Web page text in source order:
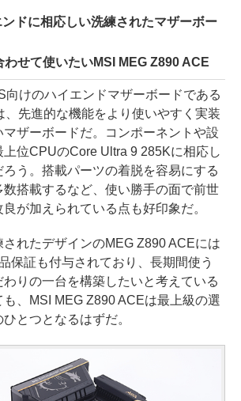
ドに相応しい洗練されたマザーボー
せて使いたいMSI MEG Z890 ACE
けのハイエンドマザーボードである
、先進的な機能をより使いやすく実装
マザーボードだ。コンポーネントや設
位CPUのCore Ultra 9 285Kに相応し
う。搭載パーツの着脱を容易にする
搭載するなど、使い勝手の面で前世
が加えられている点も好印象だ。
れたデザインのMEG Z890 ACEには
保証も付与されており、長期間使う
わりの一台を構築したいと考えている
、MSI MEG Z890 ACEは最上級の選
とつとなるはずだ。